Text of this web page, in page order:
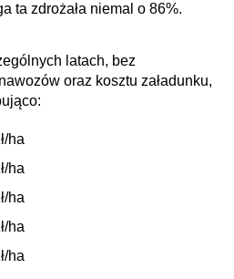
ta zdrożała niemal o 86%.
latach, bez
oraz kosztu załadunku,
ha
ha
ha
ha
ha